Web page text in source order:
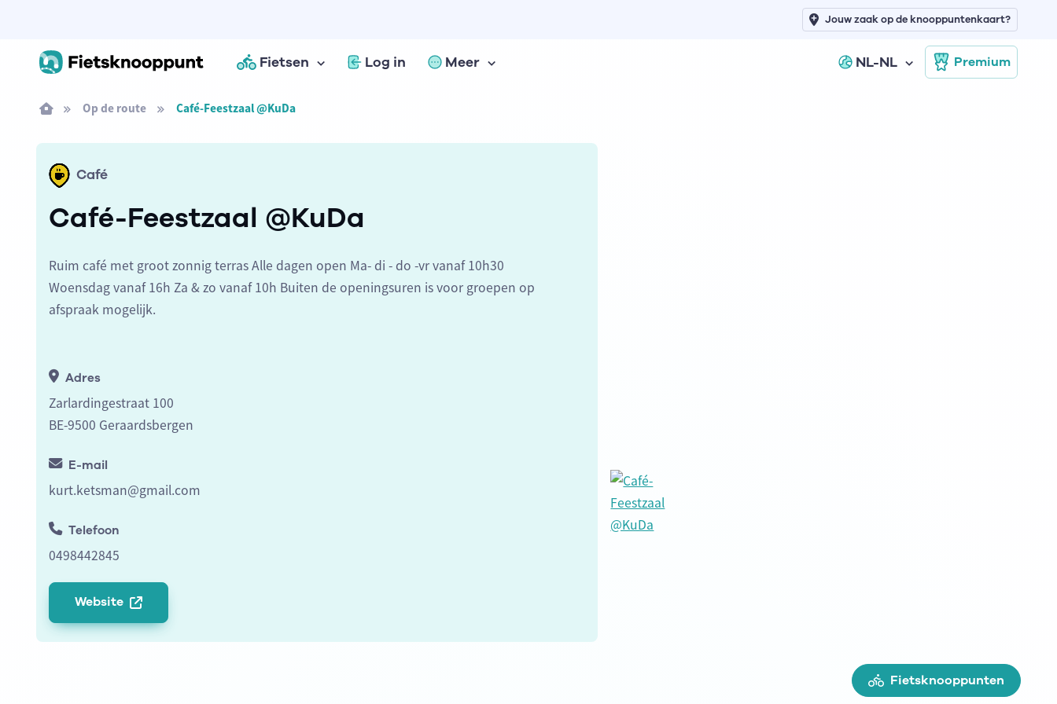
Fietsen Log in Meer NL-NL Premium
Jouw zaak op de knooppuntenkaart?
Op de route Café-Feestzaal @KuDa
Café
Café-Feestzaal @KuDa
Ruim café met groot zonnig terras Alle dagen open Ma- di - do -vr vanaf 10h30
Woensdag vanaf 16h Za & zo vanaf 10h Buiten de openingsuren is voor groepen op
afspraak mogelijk.
Adres
Zarlardingestraat 100
BE-9500 Geraardsbergen
E-mail
kurt.ketsman@gmail.com
Telefoon
0498442845
Website
Fietsknooppunten